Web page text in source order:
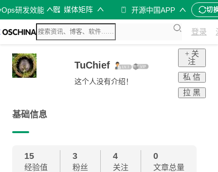
研发效能 媒体矩阵 开源中国APP 切
登录
TuChief
这个人没有介绍！
+ 关
注
私 信
拉 黑
基础信息
15
经验值
3
粉丝
4
关注
0
文章总量